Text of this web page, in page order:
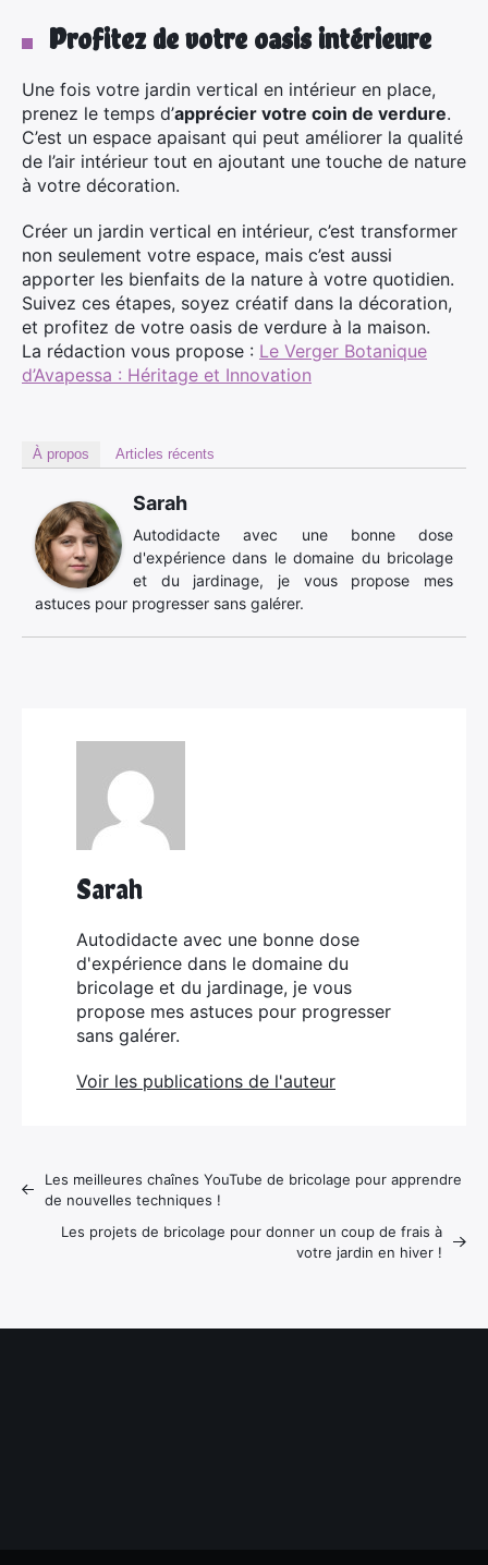
Profitez de votre oasis intérieure
Une fois votre jardin vertical en intérieur en place,
prenez le temps d’apprécier votre coin de verdure.
C’est un espace apaisant qui peut améliorer la qualité
de l’air intérieur tout en ajoutant une touche de nature
à votre décoration.
Créer un jardin vertical en intérieur, c’est transformer
non seulement votre espace, mais c’est aussi
apporter les bienfaits de la nature à votre quotidien.
Suivez ces étapes, soyez créatif dans la décoration,
et profitez de votre oasis de verdure à la maison.
La rédaction vous propose : Le Verger Botanique
d’Avapessa : Héritage et Innovation
À propos Articles récents
Sarah
Autodidacte avec une bonne dose
d'expérience dans le domaine du bricolage
et du jardinage, je vous propose mes
astuces pour progresser sans galérer.
Sarah
Autodidacte avec une bonne dose
d'expérience dans le domaine du
bricolage et du jardinage, je vous
propose mes astuces pour progresser
sans galérer.
Voir les publications de l'auteur
Les meilleures chaînes YouTube de bricolage pour apprendre
de nouvelles techniques !
Les projets de bricolage pour donner un coup de frais à
votre jardin en hiver !